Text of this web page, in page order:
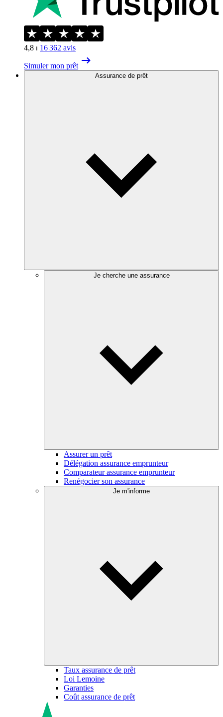
4,8 ⏐ 16 362 avis
Simuler mon prêt
Assurance de prêt
Je cherche une assurance
Assurer un prêt
Délégation assurance emprunteur
Comparateur assurance emprunteur
Renégocier son assurance
Je m'informe
Taux assurance de prêt
Loi Lemoine
Garanties
Coût assurance de prêt